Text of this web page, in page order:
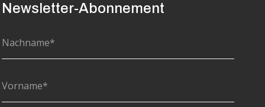
Newsletter-Abonnement